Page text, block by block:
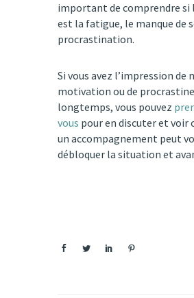
important de comprendre si
est la fatigue, le manque de
procrastination.
Si vous avez l’impression de
motivation ou de
longtemps, vous pouvez
vous pour en discuter et voir
un accompagnement peut
débloquer la situation et